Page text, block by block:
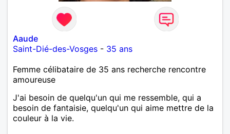
Aaude
Saint-Dié-des-Vosges - 35 ans
Femme célibataire de 35 ans recherche rencontre
amoureuse
J'ai besoin de quelqu'un qui me ressemble, qui a
besoin de fantaisie, quelqu'un qui aime mettre de la
couleur à la vie.